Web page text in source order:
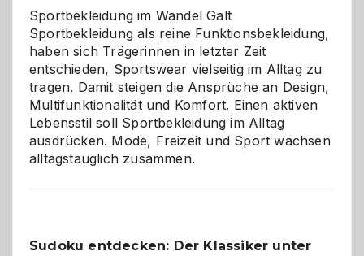
Chaos
Sportbekleidung im Wandel Galt
Sportbekleidung als reine Funktionsbekleidung,
haben sich Trägerinnen in letzter Zeit
entschieden, Sportswear vielseitig im Alltag zu
tragen. Damit steigen die Ansprüche an Design,
Multifunktionalität und Komfort. Einen aktiven
Lebensstil soll Sportbekleidung im Alltag
ausdrücken. Mode, Freizeit und Sport wachsen
alltagstauglich zusammen.
Sudoku entdecken: Der Klassiker unter